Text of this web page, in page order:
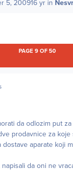
5, 200916 yr in
PAGE 9 OF 50
da odlozim put
prodavnice za koje
dostave aparate koji
da oni ne